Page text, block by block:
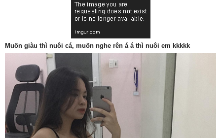
Muốn giàu thì nuôi cá, muốn nghe rên á á thì nuôi em kkkkk